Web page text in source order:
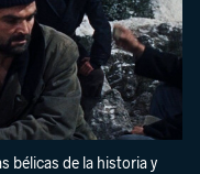
bélicas de la historia y